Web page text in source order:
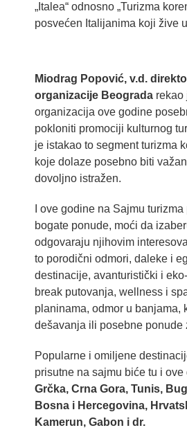
„Italea“ odnosno „Turizma
posvećen Italijanima koji žive
Miodrag Popović, v.d.
organizacije Beogradarekao
organizacija ove godine
pokloniti promociji kulturnog
je istakao to segment turizma
koje dolaze posebno biti
dovoljno istražen.
I ove godine na Sajmu
bogate ponude, moći da
odgovaraju njihovim
to porodični odmori, daleke i
destinacije, avanturistički i
break putovanja, wellness i
planinama, odmor u banjama,
dešavanja ili posebne ponude
Popularne i omiljene
prisutne na sajmu biće tu i ove
Grčka, Crna Gora, Tunis,
Bosna i Hercegovina,
Kamerun, Gabon i dr.